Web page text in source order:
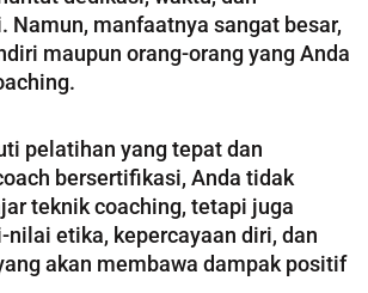
Namun, manfaatnya sangat besar,
maupun orang-orang yang Anda
pelatihan yang tepat dan
bersertifikasi, Anda tidak
teknik coaching, tetapi juga
etika, kepercayaan diri, dan
akan membawa dampak positif